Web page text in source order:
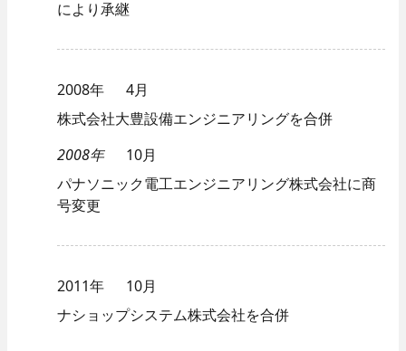
により承継
2008年
4月
株式会社大豊設備エンジニアリングを合併
2008年
10月
パナソニック電工エンジニアリング株式会社に商
号変更
2011年
10月
ナショップシステム株式会社を合併